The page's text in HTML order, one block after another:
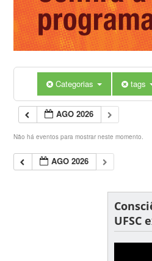
Categorias tags
AGO 2026
Não há eventos para mostrar neste momento.
AGO 2026
UFSC